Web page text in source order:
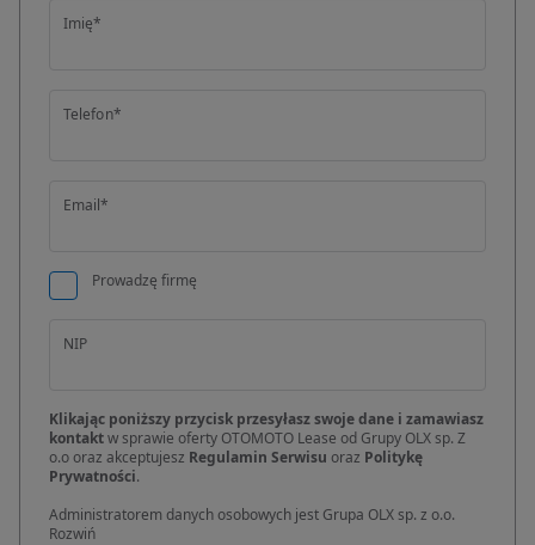
Imię*
Telefon*
Email*
Prowadzę firmę
NIP
Klikając poniższy przycisk przesyłasz swoje dane i zamawiasz
kontaktw sprawie oferty OTOMOTO Lease od Grupy OLX sp. Z
o.o oraz akceptujesz Regulamin Serwisu oraz Politykę
Prywatności.
Administratorem danych osobowych jest Grupa OLX sp. z o.o.
Rozwiń